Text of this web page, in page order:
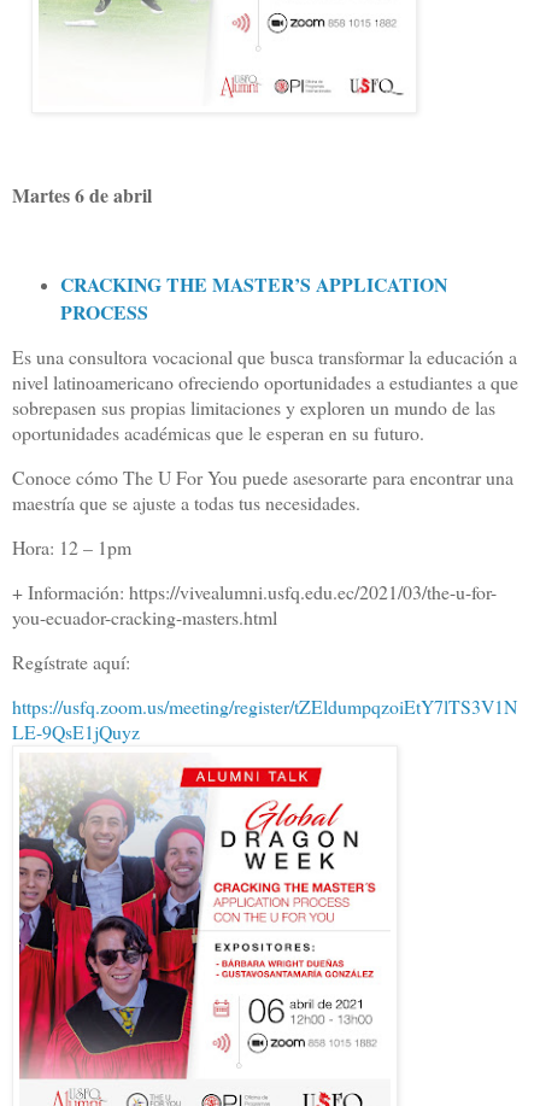
Martes 6 de abril
CRACKING THE MASTER’S APPLICATION
PROCESS
Es una consultora vocacional que busca transformar la educación a
nivel latinoamericano ofreciendo oportunidades a estudiantes a que
sobrepasen sus propias limitaciones y exploren un mundo de las
oportunidades académicas que le esperan en su futuro.
Conoce cómo The U For You puede asesorarte para encontrar una
maestría que se ajuste a todas tus necesidades.
Hora: 12 – 1pm
+ Información: https://vivealumni.usfq.edu.ec/2021/03/the-u-for-
you-ecuador-cracking-masters.html
Regístrate aquí:
https://usfq.zoom.us/meeting/register/tZEldumpqzoiEtY7lTS3V1N
LE-9QsE1jQuyz